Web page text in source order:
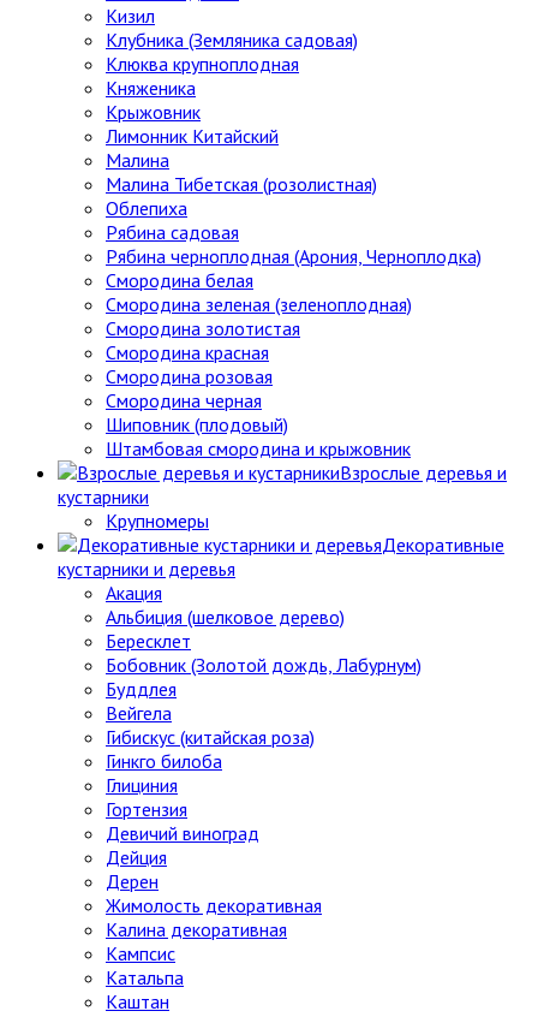
Кизил
Клубника (Земляника садовая)
Клюква крупноплодная
Княженика
Крыжовник
Лимонник Китайский
Малина
Малина Тибетская (розолистная)
Облепиха
Рябина садовая
Рябина черноплодная (Арония, Черноплодка)
Смородина белая
Смородина зеленая (зеленоплодная)
Смородина золотистая
Смородина красная
Смородина розовая
Смородина черная
Шиповник (плодовый)
Штамбовая смородина и крыжовник
Взрослые деревья и
кустарники
Крупномеры
Декоративные
кустарники и деревья
Акация
Альбиция (шелковое дерево)
Бересклет
Бобовник (Золотой дождь, Лабурнум)
Буддлея
Вейгела
Гибискус (китайская роза)
Гинкго билоба
Глициния
Гортензия
Девичий виноград
Дейция
Дерен
Жимолость декоративная
Калина декоративная
Кампсис
Катальпа
Каштан